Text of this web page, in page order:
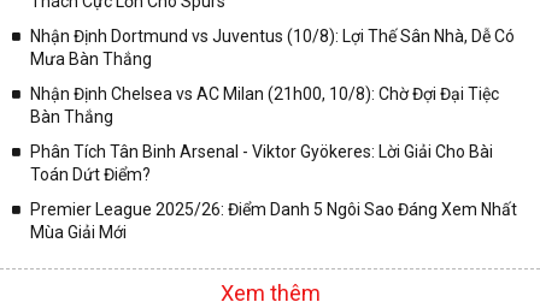
✓ VĐQG Pháp;
✓ Liên Đoàn Anh;
✓ U23 Châu Á;
✓ Euro 2020;
✓ VLWC KV Châu Á;
Nhận Định Dortmund vs Juventus (10/8): Lợi Thế Sân Nhà, Dễ Có
Mưa Bàn Thắng
Nhận Định Chelsea vs AC Milan (21h00, 10/8): Chờ Đợi Đại Tiệc
Bàn Thắng
Phân Tích Tân Binh Arsenal - Viktor Gyökeres: Lời Giải Cho Bài
Toán Dứt Điểm?
Premier League 2025/26: Điểm Danh 5 Ngôi Sao Đáng Xem Nhất
Mùa Giải Mới
Xem thêm